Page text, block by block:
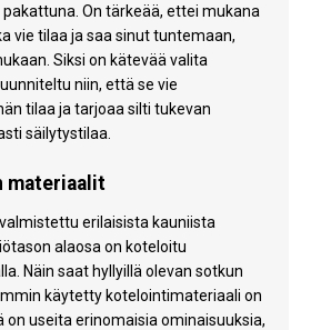
On tärkeää, ettei mukana
vie tilaa ja saa sinut tuntemaan,
Siksi on kätevää valita
niin, että se vie
tilaa ja tarjoaa silti tukevan
säilytystilaa.
materiaalit
erilaisista kauniista
alaosa on koteloitu
Näin saat hyllyillä olevan sotkun
käytetty kotelointimateriaali on
on useita erinomaisia ominaisuuksia,